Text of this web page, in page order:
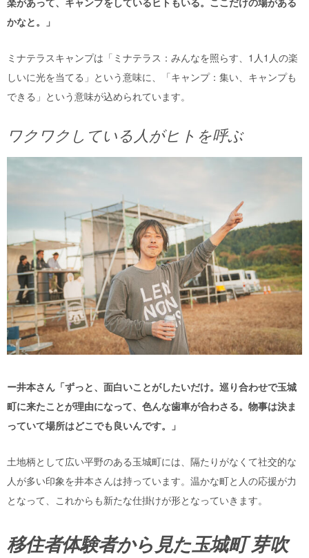
かなと。」
ミナテラスキャンプは「ミナテラス：みんなを照らす、1人1人の楽
しいに光を当てる」という意味に、「キャンプ：集い、キャンプも
できる」という意味が込められています。
ワクワクしている人がヒトを呼ぶ
ー井本さん「ずっと、面白いことがしたいだけ。巡り合わせで玉城
町に来たことが理由になって、色んな歯車が合わさる。物事は決ま
っていて場所はどこでも良いんです。」
土地柄として広い平野のある玉城町には、隔たりがなくて社交的な
人が多い印象を井本さんは持っています。温かな町と人の応援が力
となって、これからも新たな仕掛けが形となっていきます。
移住者体験者から見た玉城町 芽吹